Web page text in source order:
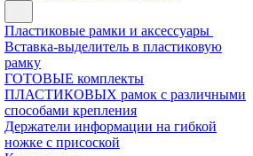
Пластиковые рамки и аксессуары
Вставка-выделитель в пластиковую
рамку
ГОТОВЫЕ комплекты
ПЛАСТИКОВЫХ рамок с различными
способами крепления
Держатели информации на гибкой
ножке с присоской